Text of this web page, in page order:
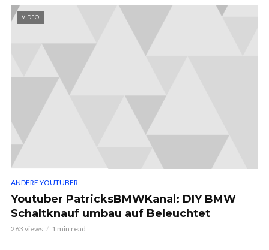
VIDEO
ANDERE YOUTUBER
Youtuber PatricksBMWKanal: DIY BMW
Schaltknauf umbau auf Beleuchtet
263 views 1 min read